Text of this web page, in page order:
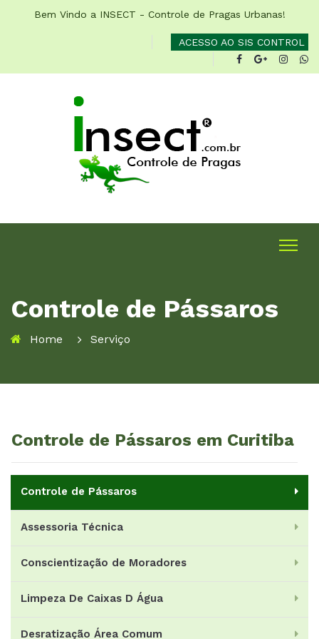
Bem Vindo a INSECT - Controle de Pragas Urbanas!
ACESSO AO SIS CONTROL
Controle de Pássaros
Home Serviço
Controle de Pássaros em Curitiba
Controle de Pássaros
Assessoria Técnica
Conscientização de Moradores
Limpeza De Caixas D Água
Desratização Área Comum